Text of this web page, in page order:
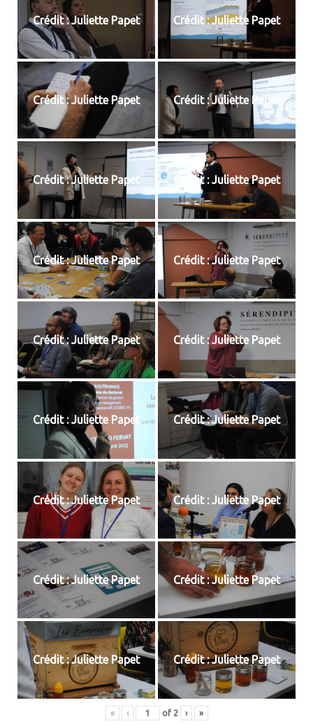
Crédit : Juliette Papet Crédit : Juliette Papet
Crédit : Juliette Papet Crédit : Juliette Papet
Crédit : Juliette Papet Crédit : Juliette Papet
Crédit : Juliette Papet Crédit : Juliette Papet
Crédit : Juliette Papet Crédit : Juliette Papet
Crédit : Juliette Papet Crédit : Juliette Papet
Crédit : Juliette Papet Crédit : Juliette Papet
Crédit : Juliette Papet Crédit : Juliette Papet
Crédit : Juliette Papet Crédit : Juliette Papet
« ‹ of 2 › »